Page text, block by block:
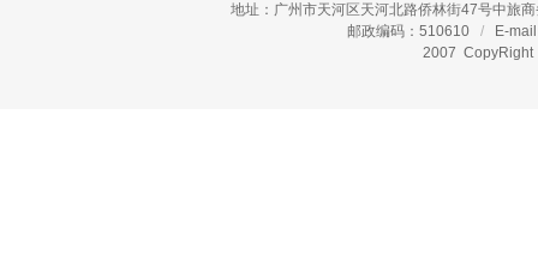
地址：广州市天河区天河北路侨林街47号中旅
邮政编码：510610 / E-
2007 CopyRight